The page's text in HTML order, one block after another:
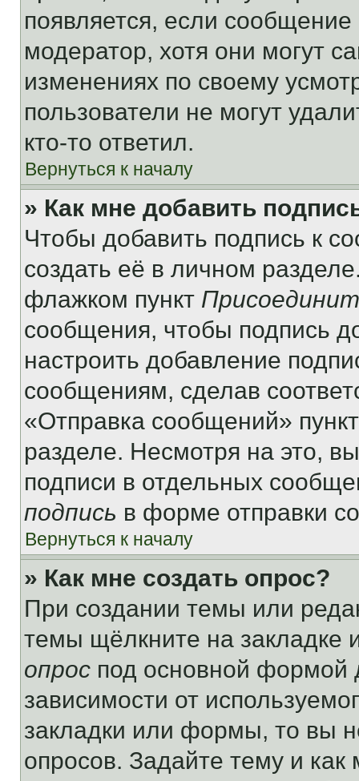
появляется, если
модератор, хотя они могут
изменениях по своему
пользователи не могут
кто-то ответил.
Вернуться к началу
» Как мне добавить
Чтобы добавить подпись к
создать её в личном
флажком пункт
сообщения, чтобы подпись
настроить добавление
сообщениям, сделав
«Отправка сообщений»
разделе. Несмотря на это,
подписи в отдельных
подпись в форме отправки
Вернуться к началу
» Как мне создать опрос?
При создании темы или
темы щёлкните на
опрос под основной формой
зависимости от
закладки или формы, то вы
опросов. Задайте тему и